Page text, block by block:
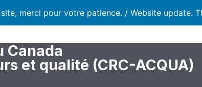
merci pour votre patience. / Website update.
Canada
et qualité (CRC-ACQUA)